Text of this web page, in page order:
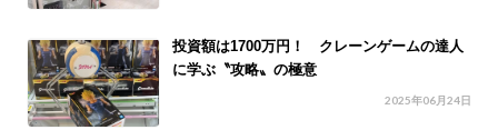
投資額は1700万円！ クレーンゲームの達人
に学ぶ〝攻略〟の極意
2025年06月24日